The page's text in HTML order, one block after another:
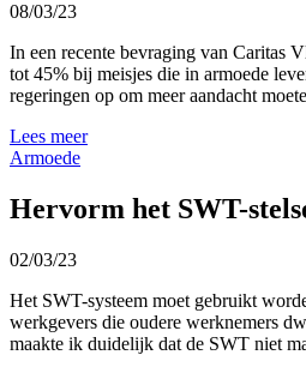
08/03/23
In een recente bevraging van Caritas
tot 45% bij meisjes die in armoede
regeringen op om meer aandacht
Lees meer
Armoede
Hervorm het SWT-
02/03/23
Het SWT-systeem moet gebruikt
werkgevers die oudere werknemers
maakte ik duidelijk dat de SWT niet